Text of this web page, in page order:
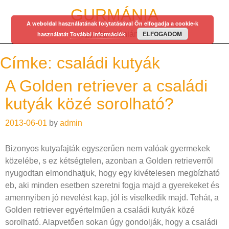
GURMÁNIA
egy régi mániám…
Címke: családi kutyák
A Golden retriever a családi
kutyák közé sorolható?
2013-06-01 by admin
Bizonyos kutyafajták egyszerűen nem valóak gyermekek
közelébe, s ez kétségtelen, azonban a Golden retrieverről
nyugodtan elmondhatjuk, hogy egy kivételesen megbízható
eb, aki minden esetben szeretni fogja majd a gyerekeket és
amennyiben jó nevelést kap, jól is viselkedik majd. Tehát, a
Golden retriever egyértelműen a családi kutyák közé
sorolható. Alapvetően sokan úgy gondolják, hogy a családi
A weboldal használatának folytatásával Ön elfogadja a cookie-k
használatát További információk ELFOGADOM